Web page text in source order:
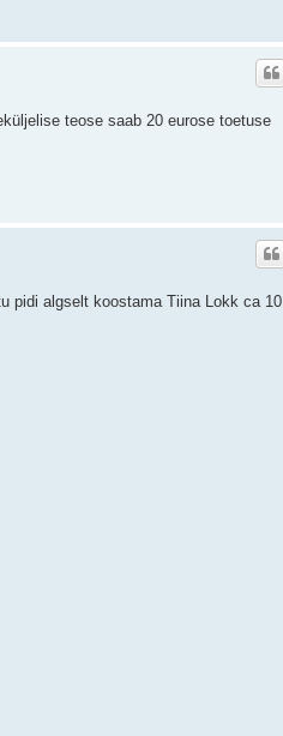
teose saab 20 eurose toetuse
pidi algselt koostama Tiina Lokk ca 10